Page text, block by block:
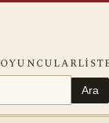
OYUNCULAR
Ara